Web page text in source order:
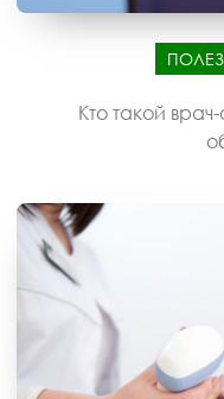
Кто такой